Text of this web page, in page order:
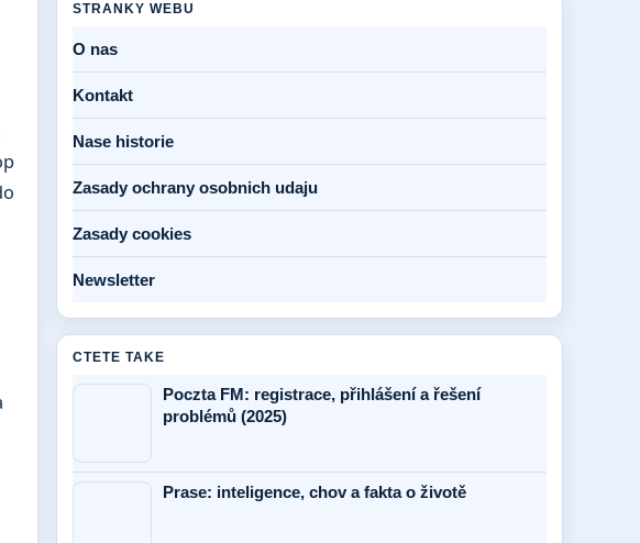
STRANKY WEBU
O nas
Kontakt
Nase historie
Zasady ochrany osobnich udaju
Zasady cookies
Newsletter
CTETE TAKE
Poczta FM: registrace, přihlášení a řešení
problémů (2025)
Prase: inteligence, chov a fakta o životě